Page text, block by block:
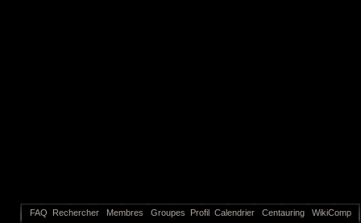
FAQ Rechercher Membres Groupes Profil Calendrier Centauring WikiComp